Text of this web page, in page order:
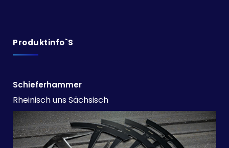
Produktinfo`s
Schieferhammer
Rheinisch uns Sächsisch